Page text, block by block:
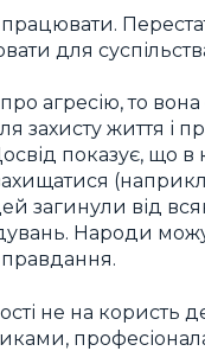
для
агресію, то вона
захисту життя і
показує, що в
загинули від
Народи
не на